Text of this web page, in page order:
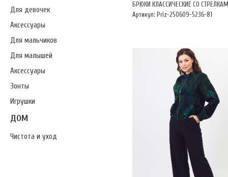
Для девочек
Аксессуары
Для мальчиков
Для малышей
Аксессуары
Зонты
Игрушки
ДОМ
Чистота и уход
БРЮКИ КЛАССИЧЕСКИЕ СО
Артикул: Priz-250609-5236-81